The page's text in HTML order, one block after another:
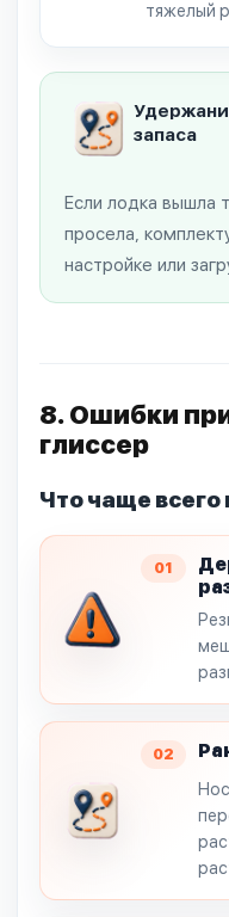
тяжелый
запаса
Если лодка вышла
просела,
настройке или
8. Ошибки
глиссер
Что чаще
01
02